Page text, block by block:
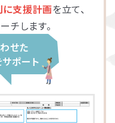
に支援計画を立て、
チします。
せた
ポート